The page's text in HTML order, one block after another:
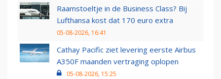
Raamstoeltje in de Business Class? Bij
Lufthansa kost dat 170 euro extra
05-08-2026, 16:41
Cathay Pacific ziet levering eerste Airbus
A350F maanden vertraging oplopen
05-08-2026, 15:25